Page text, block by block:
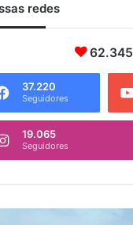
redes
62.345
37.220
Seguidores
19.065
Seguidores